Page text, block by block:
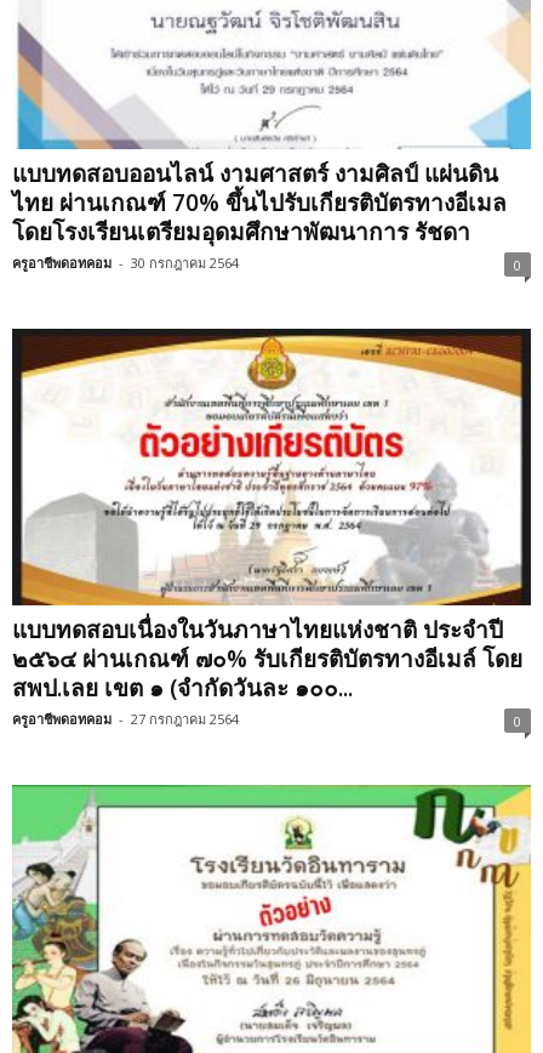
แบบทดสอบออนไลน์ งามศาสตร์ งามศิลป์ แผ่นดิน
ไทย ผ่านเกณฑ์ 70% ขึ้นไปรับเกียรติบัตรทางอีเมล
โดยโรงเรียนเตรียมอุดมศึกษาพัฒนาการ รัชดา
ครูอาชีพดอทคอม - 30 กรกฎาคม 2564 0
แบบทดสอบเนื่องในวันภาษาไทยแห่งชาติ ประจำปี
๒๕๖๔ ผ่านเกณฑ์ ๗๐% รับเกียรติบัตรทางอีเมล์ โดย
สพป.เลย เขต ๑ (จำกัดวันละ ๑๐๐...
ครูอาชีพดอทคอม - 27 กรกฎาคม 2564 0